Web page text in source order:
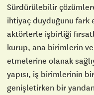
Sürdürülebilir
ihtiyaç duyduğunu fark
aktörlerle işbirliği
kurup, ana birimlerin
etmelerine olanak
yapısı, iş birimlerinin
genişletirken bir